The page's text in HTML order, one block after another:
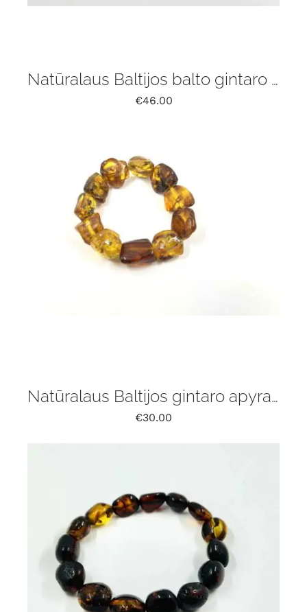
Natūralaus Baltijos balto gintaro apyrankė
€46.00
Natūralaus Baltijos gintaro apyrankė
€30.00